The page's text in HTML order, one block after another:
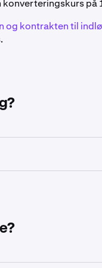
på
og kontrakten til
kan ikke gendanne